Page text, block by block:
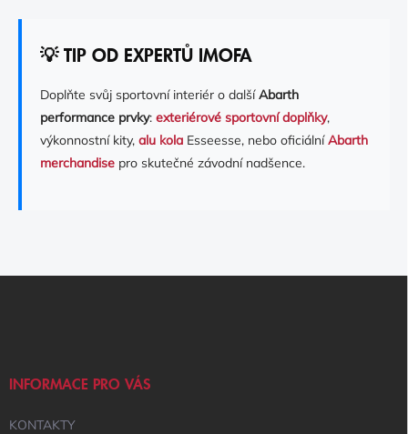
💡 TIP OD EXPERTŮ IMOFA
Doplňte svůj sportovní interiér o dalšíAbarth
performance prvky: exteriérové sportovní doplňky,
výkonnostní kity, alu kola Esseesse, nebo oficiálníAbarth
merchandise pro skutečné závodní nadšence.
INFORMACE PRO VÁS
KONTAKTY